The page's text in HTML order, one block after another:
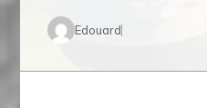
Edouard